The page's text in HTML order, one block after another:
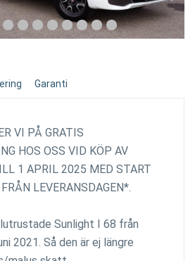
Garanti
VI PÅ GRATIS
HOS OSS VID KÖP AV
1 APRIL 2025 MED START
LEVERANSDAGEN*.
Sunlight I 68 från
2021. Så den är ej längre